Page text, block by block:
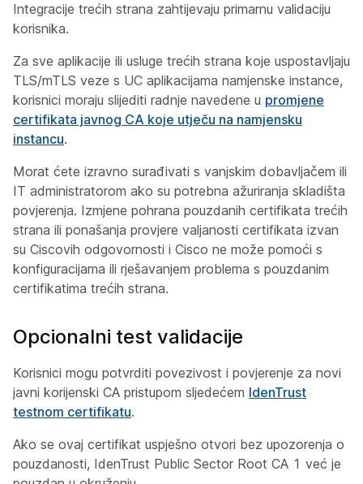
Integracije trećih strana zahtijevaju primarnu validaciju
korisnika.
Za sve aplikacije ili usluge trećih strana koje uspostavljaju
TLS/mTLS veze s UC aplikacijama namjenske instance,
korisnici moraju slijediti radnje navedene u promjene
certifikata javnog CA koje utječu na namjensku
instancu.
Morat ćete izravno surađivati s vanjskim dobavljačem ili
IT administratorom ako su potrebna ažuriranja skladišta
povjerenja. Izmjene pohrana pouzdanih certifikata trećih
strana ili ponašanja provjere valjanosti certifikata izvan
su Ciscovih odgovornosti i Cisco ne može pomoći s
konfiguracijama ili rješavanjem problema s pouzdanim
certifikatima trećih strana.
Opcionalni test validacije
Korisnici mogu potvrditi povezivost i povjerenje za novi
javni korijenski CA pristupom sljedećem IdenTrust
testnom certifikatu.
Ako se ovaj certifikat uspješno otvori bez upozorenja o
pouzdanosti, IdenTrust Public Sector Root CA 1 već je